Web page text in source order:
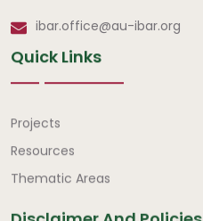
ibar.office@au-ibar.org
Quick Links
Quick Links
Projects
Resources
Thematic Areas